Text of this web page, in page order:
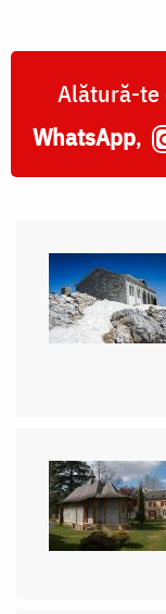
Alătură-te
WhatsApp,